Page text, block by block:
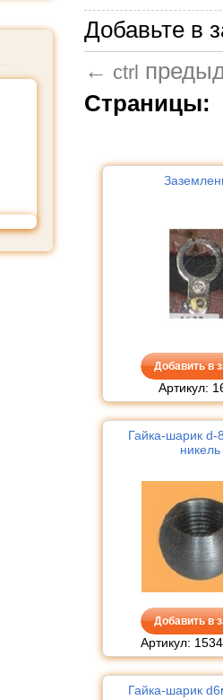
Добавьте в
← ctrl
Страницы:
Добавить в
Артикул:
Гайка-шарик
никель
Добавить в
Артикул:
Гайка-шарик